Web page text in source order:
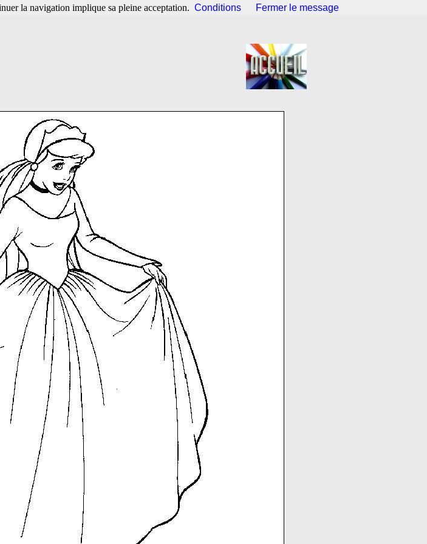
la navigation implique sa pleine acceptation. Conditions Fermer le message